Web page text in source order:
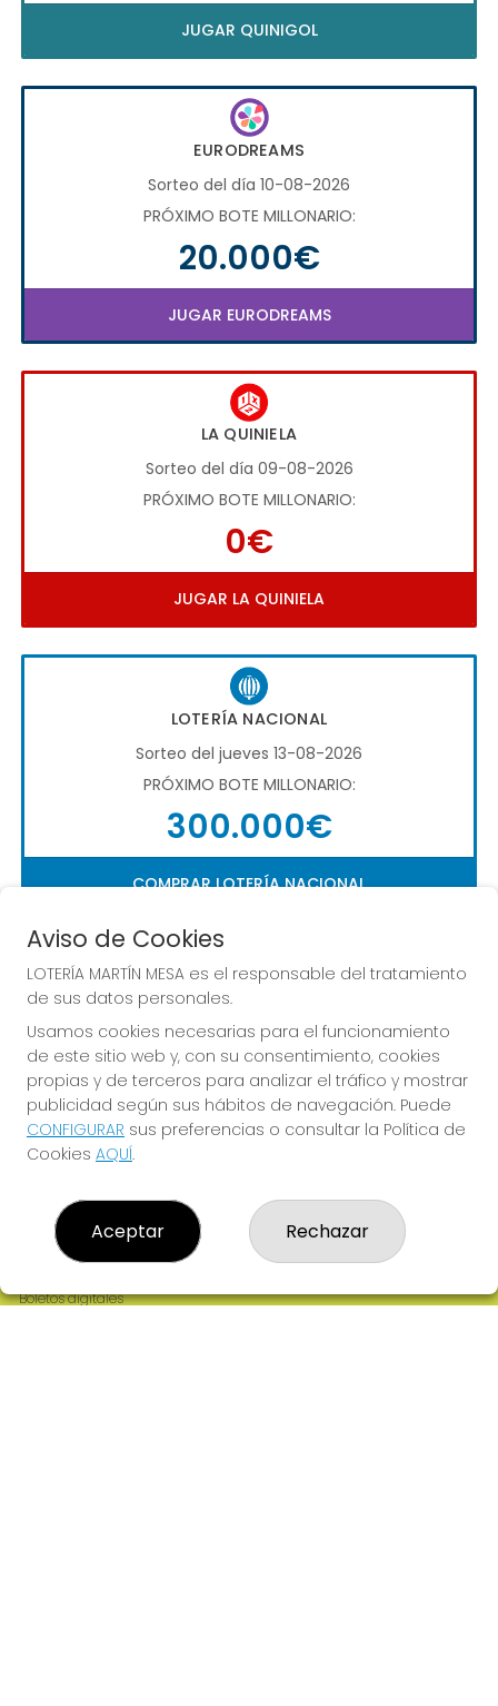
JUGAR QUINIGOL
EURODREAMS
Sorteo del día 10-08-2026
PRÓXIMO BOTE MILLONARIO:
20.000€
JUGAR EURODREAMS
LA QUINIELA
Sorteo del día 09-08-2026
PRÓXIMO BOTE MILLONARIO:
0€
JUGAR LA QUINIELA
LOTERÍA NACIONAL
Sorteo del jueves 13-08-2026
PRÓXIMO BOTE MILLONARIO:
300.000€
COMPRAR LOTERÍA NACIONAL
Imagen anterior
LOTERÍA MARTÍN MESA
Resultados
Contacto
Empresas
Boletos digitales
Aviso de Cookies
LOTERÍA MARTÍN MESA es el responsable del tratamiento
de sus datos personales.
Usamos cookies necesarias para el funcionamiento
de este sitio web y, con su consentimiento, cookies
propias y de terceros para analizar el tráfico y mostrar
publicidad según sus hábitos de navegación. Puede
CONFIGURAR sus preferencias o consultar la Política de
Cookies AQUÍ.
Aceptar Rechazar